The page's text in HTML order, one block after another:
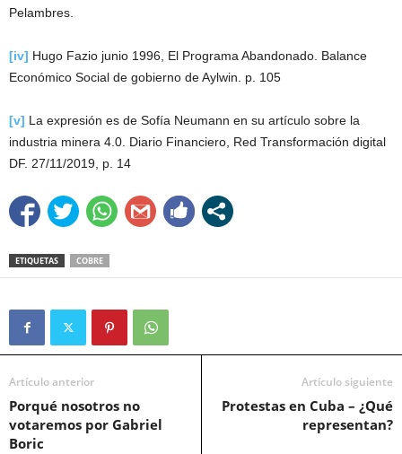
Pelambres.
[iv] Hugo Fazio junio 1996, El Programa Abandonado. Balance
Económico Social de gobierno de Aylwin. p. 105
[v] La expresión es de Sofía Neumann en su artículo sobre la
industria minera 4.0. Diario Financiero, Red Transformación digital
DF. 27/11/2019, p. 14
ETIQUETAS COBRE
Artículo anterior
Porqué nosotros no
votaremos por Gabriel
Boric
Artículo siguiente
Protestas en Cuba – ¿Qué
representan?